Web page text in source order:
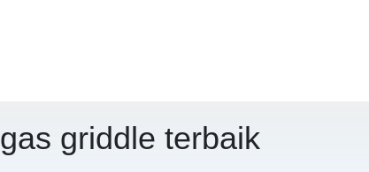
gas griddle terbaik